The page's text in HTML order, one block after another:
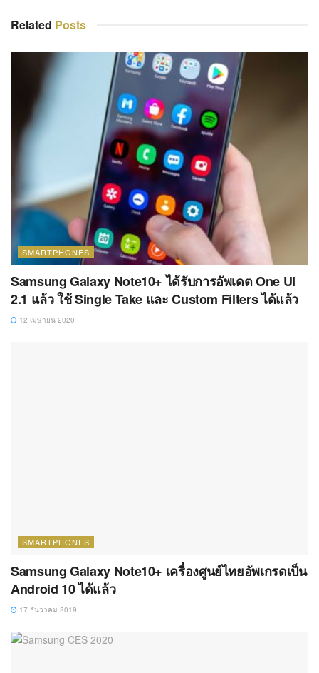
Related Posts
SMARTPHONES
Samsung Galaxy Note10+ ได้รับการอัพเดต One UI
2.1 แล้ว ใช้ Single Take และ Custom Filters ได้แล้ว
12 เมษายน 2020
SMARTPHONES
Samsung Galaxy Note10+ เครื่องศูนย์ไทยอัพเกรดเป็น
Android 10 ได้แล้ว
17 ธันวาคม 2019